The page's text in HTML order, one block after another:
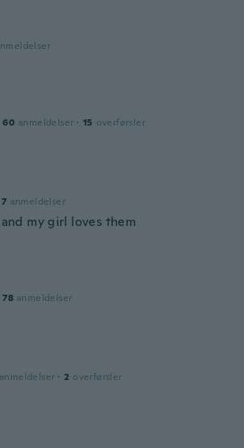
60 anmeldelser · 15 overførsler
7 anmeldelser
my girl loves them
78 anmeldelser
anmeldelser · 2 overførsler